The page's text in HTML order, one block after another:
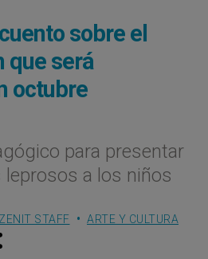
sobre el
que será
octubre
para presentar
a los niños
ZENIT STAFF ARTE Y CULTURA